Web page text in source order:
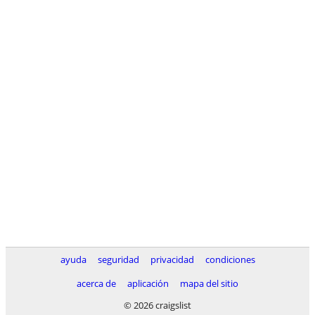
ayuda seguridad privacidad
condiciones
acerca de
aplicación
mapa del sitio
© 2026 craigslist